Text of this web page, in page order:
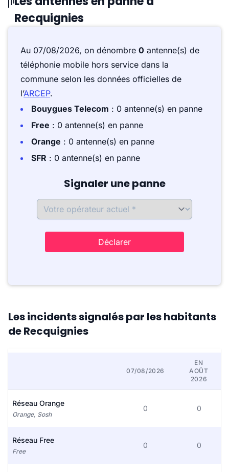
Recquignies
Au 07/08/2026, on dénombre 0 antenne(s) de
téléphonie mobile hors service dans la
commune selon les données officielles de
l’ARCEP.
Bouygues Telecom : 0 antenne(s) en panne
Free : 0 antenne(s) en panne
Orange : 0 antenne(s) en panne
SFR : 0 antenne(s) en panne
Signaler une panne
Déclarer
Les incidents signalés par les habitants
de Recquignies
07/08/2026
EN
AOÛT
2026
Réseau Orange
Orange, Sosh
0 0
Réseau Free
Free
0 0